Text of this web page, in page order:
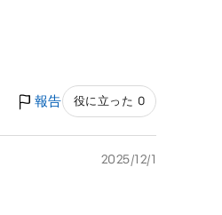
報告 役に立った 0
2025/12/1